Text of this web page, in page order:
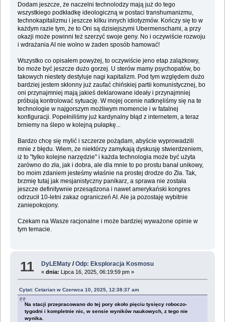
Dodam jeszcze, że naczelni technolodzy mają już do tego
wszystkiego podkładkę ideologiczną w postaci transhumanizmu,
technokapitalizmu i jeszcze kilku innych idiotyzmów. Kończy się to w
każdym razie tym, że to Oni są dzisiejszymi Ubermenschami, a przy
okazji może powinni też szerzyć swoje geny. No i oczywiście rozwoju
i wdrażania AI nie wolno w żaden sposób hamować!
Wszystko co opisałem powyżej, to oczywiście jeno etap zalążkowy,
bo może być jeszcze dużo gorzej. U sterów mamy psychopatów, bo
takowych niestety destyluje nagi kapitalizm. Pod tym względem dużo
bardziej jestem skłonny już zaufać chińskiej partii komunistycznej, bo
oni przynajmniej mają jakieś deklarowane ideały i przynajmniej
próbują kontrolować sytuację. W mojej ocenie natknęliśmy się na te
technologie w najgorszym możliwym momencie i w fatalnej
konfiguracji. Popełniliśmy już kardynalny błąd z internetem, a teraz
brniemy na ślepo w kolejną pułapkę...
Bardzo chcę się mylić i szczerze pożądam, abyście wyprowadzili
mnie z błędu. Wiem, że niektórzy zamykają dyskusję stwierdzeniem,
iż to "tylko kolejne narzędzie" i każda technologia może być użyta
zarówno do zła, jak i dobra, ale dla mnie to po prostu banał unikowy,
bo moim zdaniem jesteśmy właśnie na prostej drodze do Zła. Tak,
brzmię tutaj jak mesjanistyczny panikarz, a sprawa nie została
jeszcze definitywnie przesądzona i nawet amerykański kongres
odrzucił 10-letni zakaz ograniczeń AI. Ale ja pozostaję wybitnie
zaniepokojony.
Czekam na Wasze racjonalne i może bardziej wyważone opinie w
tym temacie.
11 DyLEMaty /Odp: Eksploracja Kosmosu
«dnia: Lipca 16, 2025, 06:19:59 pm »
Cytat: Cetarian w Czerwca 10, 2025, 12:38:37 am
Na stacji przepracowano do tej pory około pięciu tysięcy roboczo-
tygodni i kompletnie nic, w sensie wyników naukowych, z tego nie
wynika.